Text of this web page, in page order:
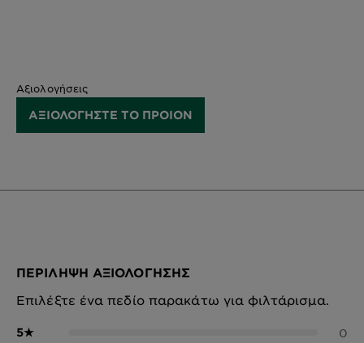
Αξιολογήσεις
ΑΞΙΟΛΟΓΗΣΤΕ ΤΟ ΠΡΟΙΟΝ
ΠΕΡΊΛΗΨΗ ΑΞΙΟΛΌΓΗΣΗΣ
Επιλέξτε ένα πεδίο παρακάτω για φιλτάρισμα.
5★ 0